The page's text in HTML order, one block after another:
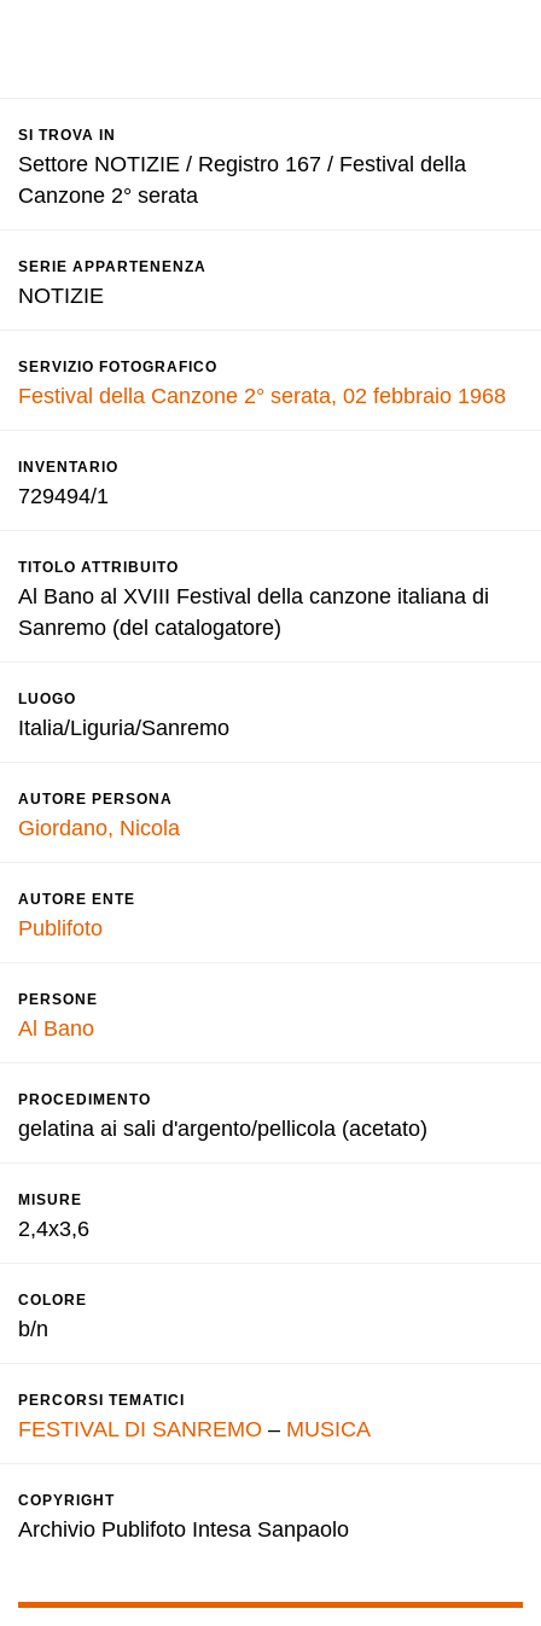
SI TROVA IN
Settore NOTIZIE / Registro 167 / Festival della
Canzone 2° serata
SERIE APPARTENENZA
NOTIZIE
SERVIZIO FOTOGRAFICO
Festival della Canzone 2° serata, 02 febbraio 1968
INVENTARIO
729494/1
TITOLO ATTRIBUITO
Al Bano al XVIII Festival della canzone italiana di
Sanremo (del catalogatore)
LUOGO
Italia/Liguria/Sanremo
AUTORE PERSONA
Giordano, Nicola
AUTORE ENTE
Publifoto
PERSONE
Al Bano
PROCEDIMENTO
gelatina ai sali d'argento/pellicola (acetato)
MISURE
2,4x3,6
COLORE
b/n
PERCORSI TEMATICI
FESTIVAL DI SANREMO – MUSICA
COPYRIGHT
Archivio Publifoto Intesa Sanpaolo